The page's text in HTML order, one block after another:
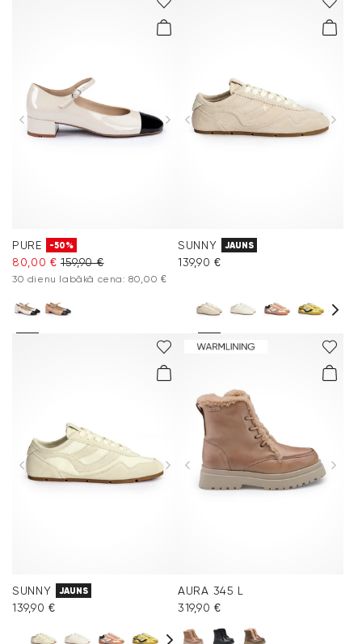
PURE -50%
80,00 € 159,90 €
30 dienu labākā cena: 80,00 €
SUNNY JAUNS
139,90 €
SUNNY JAUNS
139,90 €
AURA 345 L
319,90 €